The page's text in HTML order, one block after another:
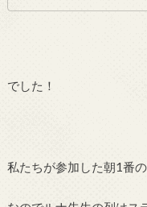
でした！
私たちが参加した朝1番の